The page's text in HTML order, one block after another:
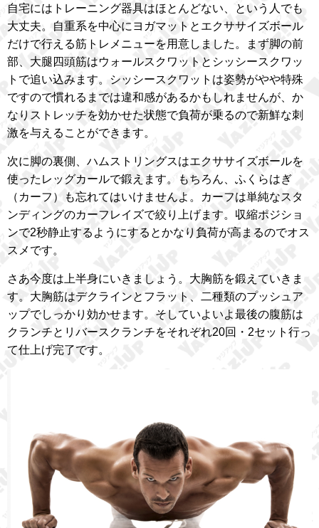
自宅にはトレーニング器具はほとんどない、という人でも
大丈夫。自重系を中心にヨガマットとエクササイズボール
だけで行える筋トレメニューを用意しました。まず脚の前
部、大腿四頭筋はウォールスクワットとシッシースクワッ
トで追い込みます。シッシースクワットは姿勢がやや特殊
ですので慣れるまでは違和感があるかもしれませんが、か
なりストレッチを効かせた状態で負荷が乗るので新鮮な刺
激を与えることができます。
次に脚の裏側、ハムストリングスはエクササイズボールを
使ったレッグカールで鍛えます。もちろん、ふくらはぎ
（カーフ）も忘れてはいけませんよ。カーフは単純なスタ
ンディングのカーフレイズで絞り上げます。収縮ポジショ
ンで2秒静止するようにするとかなり負荷が高まるのでオス
スメです。
さあ今度は上半身にいきましょう。大胸筋を鍛えていきま
す。大胸筋はデクラインとフラット、二種類のプッシュア
ップでしっかり効かせます。そしていよいよ最後の腹筋は
クランチとリバースクランチをそれぞれ20回・2セット行っ
て仕上げ完了です。